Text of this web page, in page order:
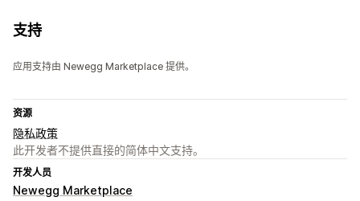
支持
应用支持由 Newegg Marketplace 提供。
资源
隐私政策
此开发者不提供直接的简体中文支持。
开发人员
Newegg Marketplace